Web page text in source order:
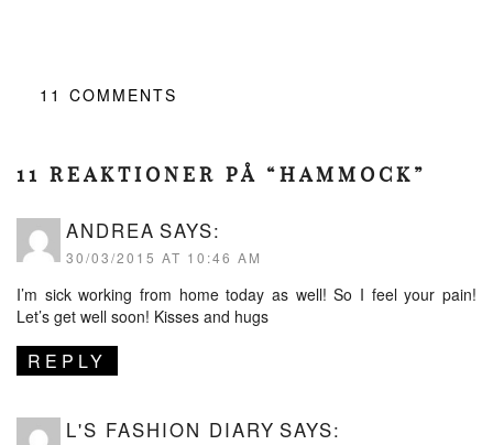
11 COMMENTS
11 REAKTIONER PÅ “HAMMOCK”
ANDREA SAYS:
30/03/2015 AT 10:46 AM
I’m sick working from home today as well! So I feel your pain!
Let’s get well soon! Kisses and hugs
REPLY
L'S FASHION DIARY SAYS: